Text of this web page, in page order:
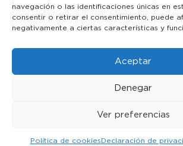
navegación o las identificaciones únicas en
consentir o retirar el consentimiento, puede
negativamente a ciertas características y
Aceptar
Denegar
Ver preferencias
Política de cookiesDeclaración de
AVISO LEGAL
POLÍTICA DE COOKIES
© 2023 Toledo Islámico. Todos los